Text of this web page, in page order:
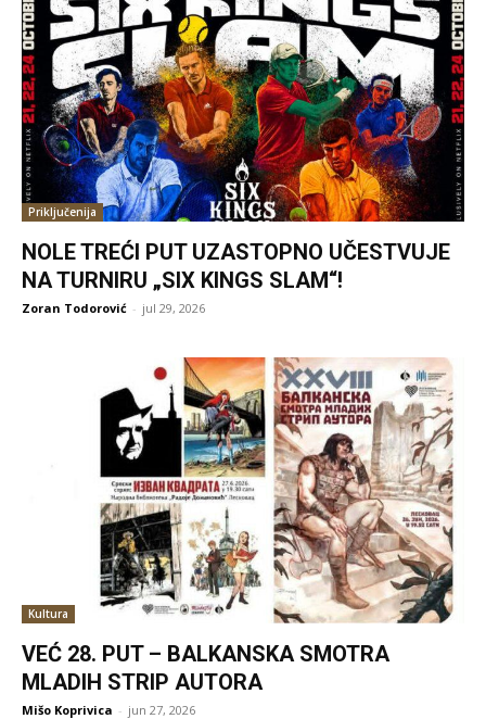
Priključenija
NOLE TREĆI PUT UZASTOPNO UČESTVUJE
NA TURNIRU „SIX KINGS SLAM“!
Zoran Todorović - jul 29, 2026
Kultura
VEĆ 28. PUT – BALKANSKA SMOTRA
MLADIH STRIP AUTORA
Mišo Koprivica - jun 27, 2026